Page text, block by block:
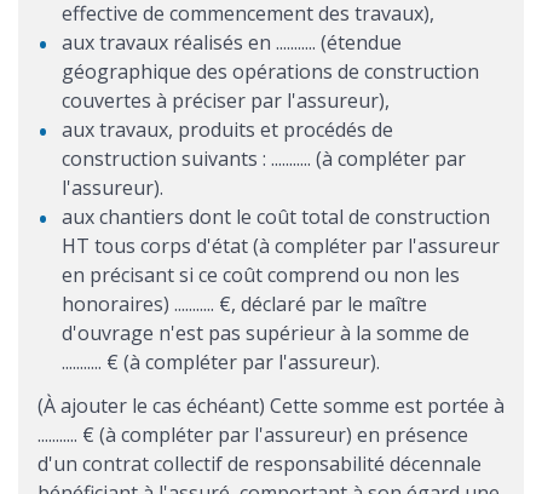
effective de commencement des travaux),
aux travaux réalisés en ........... (étendue
géographique des opérations de construction
couvertes à préciser par l'assureur),
aux travaux, produits et procédés de
construction suivants : ........... (à compléter par
l'assureur).
aux chantiers dont le coût total de construction
HT tous corps d'état (à compléter par l'assureur
en précisant si ce coût comprend ou non les
honoraires) ........... €, déclaré par le maître
d'ouvrage n'est pas supérieur à la somme de
........... € (à compléter par l'assureur).
(À ajouter le cas échéant) Cette somme est portée à
........... € (à compléter par l'assureur) en présence
d'un contrat collectif de responsabilité décennale